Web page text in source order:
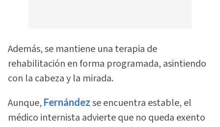
Además, se mantiene una terapia de
rehabilitación en forma programada, asintiendo
con la cabeza y la mirada.
Aunque, Fernández se encuentra estable, el
médico internista advierte que no queda exento